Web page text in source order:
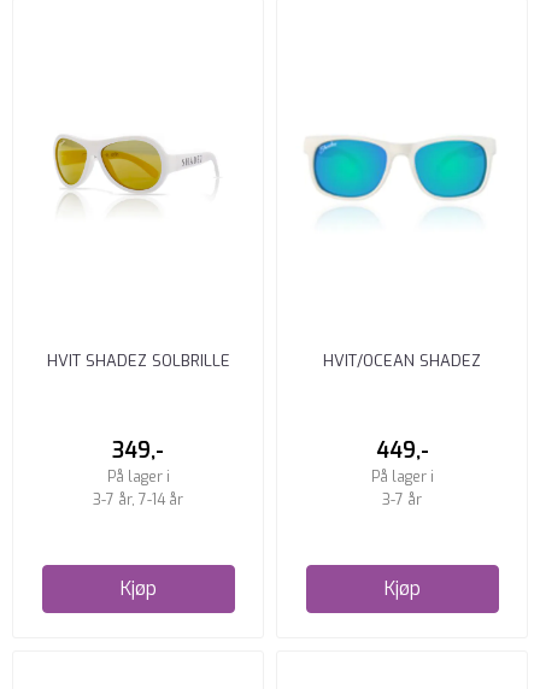
HVIT SHADEZ SOLBRILLE
349,-
På lager i
3-7 år, 7-14 år
Kjøp
HVIT/OCEAN SHADEZ
449,-
På lager i
3-7 år
Kjøp